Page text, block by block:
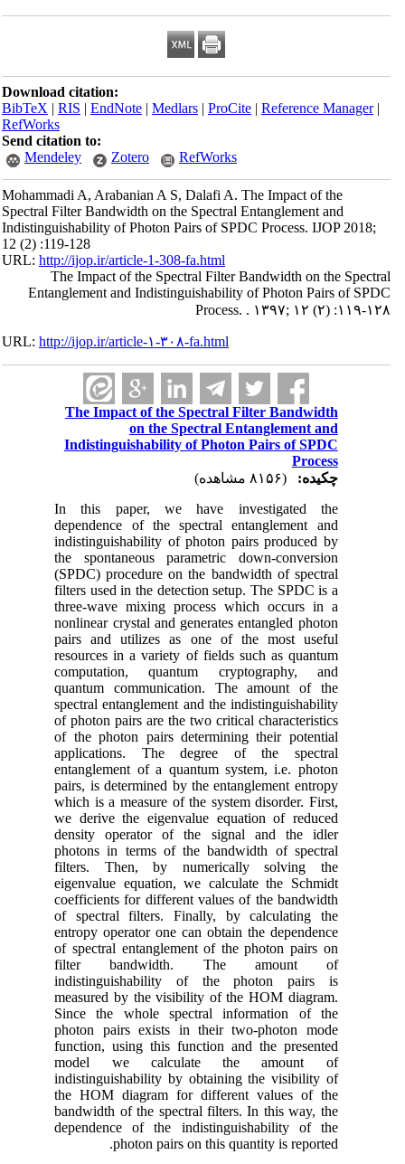
Download citation:
BibTeX|RIS|EndNote|Medlars|ProCite|Reference Manager
RefWorks
Send citation to:
Mendeley
Zotero RefWorks
Mohammadi A, Arabanian A S, Dalafi A. The Impact of the
Spectral Filter Bandwidth on the Spectral Entanglement and
Indistinguishability of Photon Pairs of SPDC Process. IJOP 2018;
12 (2) :119-128
URL:http://ijop.ir/article-1-308-fa.html
The Impact of the Spectral Filter Bandwidth on the Spectral
Entanglement and Indistinguishability of Photon Pairs of SPDC
Process. . ۱۳۹۷; ۱۲ (۲) :۱۱۹-۱۲۸
URL:http://ijop.ir/article-۱-۳۰۸-fa.html
The Impact of the Spectral Filter Bandwidth
on the Spectral Entanglement and
Indistinguishability of Photon Pairs of SPDC
Process
چکیده:
In this paper, we have investigated the
dependence of the spectral entanglement and
indistinguishability of photon pairs produced by
the spontaneous parametric down-conversion
(SPDC) procedure on the bandwidth of spectral
filters used in the detection setup. The SPDC is a
three-wave mixing process which occurs in a
nonlinear crystal and generates entangled photon
pairs and utilizes as one of the most useful
resources in a variety of fields such as quantum
computation, quantum cryptography, and
quantum communication. The amount of the
spectral entanglement and the indistinguishability
of photon pairs are the two critical characteristics
of the photon pairs determining their potential
applications. The degree of the spectral
entanglement of a quantum system, i.e. photon
pairs, is determined by the entanglement entropy
which is a measure of the system disorder. First,
we derive the eigenvalue equation of reduced
density operator of the signal and the idler
photons in terms of the bandwidth of spectral
filters. Then, by numerically solving the
eigenvalue equation, we calculate the Schmidt
coefficients for different values of the bandwidth
of spectral filters. Finally, by calculating the
entropy operator one can obtain the dependence
of spectral entanglement of the photon pairs on
filter bandwidth. The amount of
indistinguishability of the photon pairs is
measured by the visibility of the HOM diagram.
Since the whole spectral information of the
photon pairs exists in their two-photon mode
function, using this function and the presented
model we calculate the amount of
indistinguishability by obtaining the visibility of
the HOM diagram for different values of the
bandwidth of the spectral filters. In this way, the
dependence of the indistinguishability of the
photon pairs on this quantity is reported.